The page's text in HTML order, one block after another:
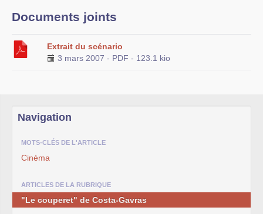
Documents joints
Extrait du scénario
3 mars 2007 - PDF - 123.1 kio
Navigation
MOTS-CLÉS DE L'ARTICLE
Cinéma
ARTICLES DE LA RUBRIQUE
"Le couperet" de Costa-Gavras